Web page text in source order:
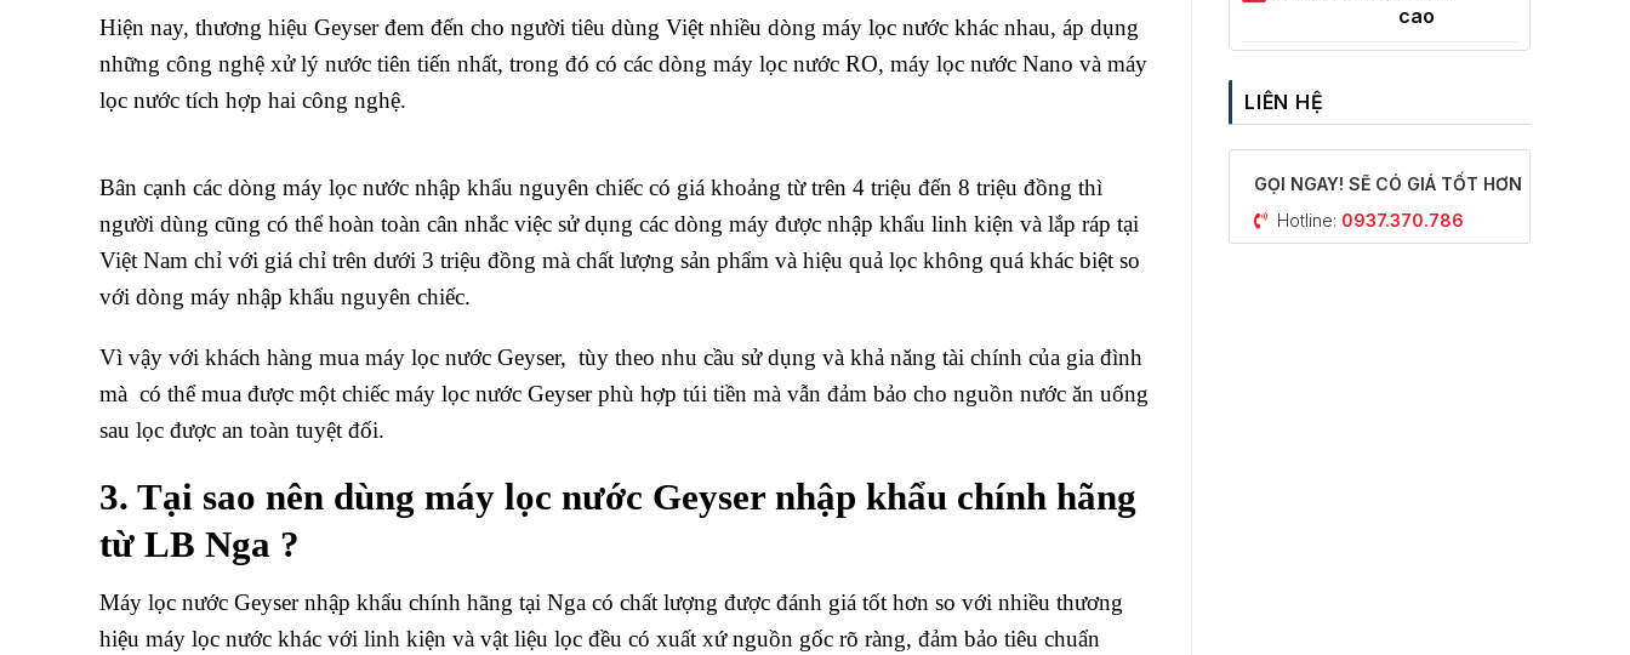
Hiện nay, thương hiệu Geyser đem đến cho người tiêu dùng Việt nhiều dòng máy lọc nước khác nhau, áp dụng
những công nghệ xử lý nước tiên tiến nhất, trong đó có các dòng máy lọc nước RO, máy lọc nước Nano và máy
lọc nước tích hợp hai công nghệ.
Bân cạnh các dòng máy lọc nước nhập khẩu nguyên chiếc có giá khoảng từ trên 4 triệu đến 8 triệu đồng thì
người dùng cũng có thể hoàn toàn cân nhắc việc sử dụng các dòng máy được nhập khẩu linh kiện và lắp ráp tại
Việt Nam chỉ với giá chỉ trên dưới 3 triệu đồng mà chất lượng sản phẩm và hiệu quả lọc không quá khác biệt so
với dòng máy nhập khẩu nguyên chiếc.
Vì vậy với khách hàng mua máy lọc nước Geyser, tùy theo nhu cầu sử dụng và khả năng tài chính của gia đình
mà có thể mua được một chiếc máy lọc nước Geyser phù hợp túi tiền mà vẫn đảm bảo cho nguồn nước ăn uống
sau lọc được an toàn tuyệt đối.
3. Tại sao nên dùng máy lọc nước Geyser nhập khẩu chính hãng
từ LB Nga ?
Máy lọc nước Geyser nhập khẩu chính hãng tại Nga có chất lượng được đánh giá tốt hơn so với nhiều thương
hiệu máy lọc nước khác với linh kiện và vật liệu lọc đều có xuất xứ nguồn gốc rõ ràng, đảm bảo tiêu chuẩn
cao
LIÊN HỆ
GỌI NGAY! SẼ CÓ GIÁ TỐT HƠN
Hotline: 0937.370.786